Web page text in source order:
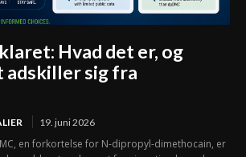
Hvad det er, og
adskiller sig fra
19. juni 2026
en forkortelse for N-dipropyl-dimethocain, er